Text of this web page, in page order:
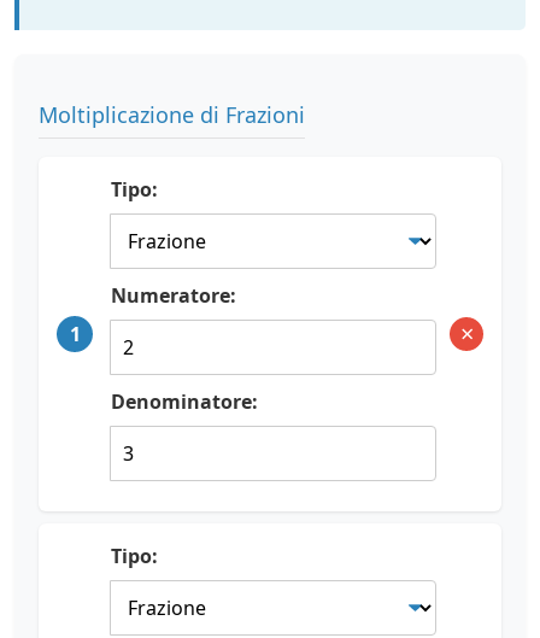
Moltiplicazione di Frazioni
1
Tipo:
Numeratore:
Denominatore:
×
Tipo: